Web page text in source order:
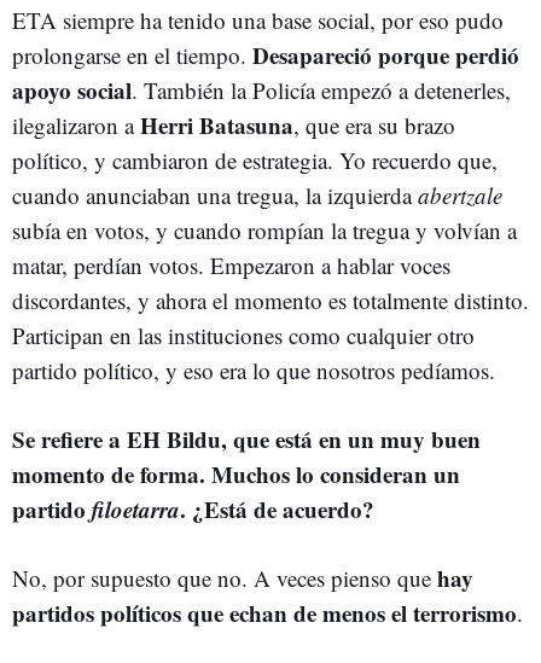
ETA siempre ha tenido una base social, por eso pudo
prolongarse en el tiempo. Desapareció porque perdió
apoyo social. También la Policía empezó a detenerles,
ilegalizaron aHerri Batasuna, que era su brazo
político, y cambiaron de estrategia. Yo recuerdo que,
cuando anunciaban una tregua, la izquierdaabertzale
subía en votos, y cuando rompían la tregua y volvían a
matar, perdían votos. Empezaron a hablar voces
discordantes, y ahora el momento es totalmente distinto.
Participan en las instituciones como cualquier otro
partido político, y eso era lo que nosotros pedíamos.
Se refiere a EH Bildu, que está en un muy buen
momento de forma. Muchos lo consideran un
partidofiloetarra. ¿Está de acuerdo?
No, por supuesto que no. A veces pienso que hay
partidos políticos que echan de menos el terrorismo.